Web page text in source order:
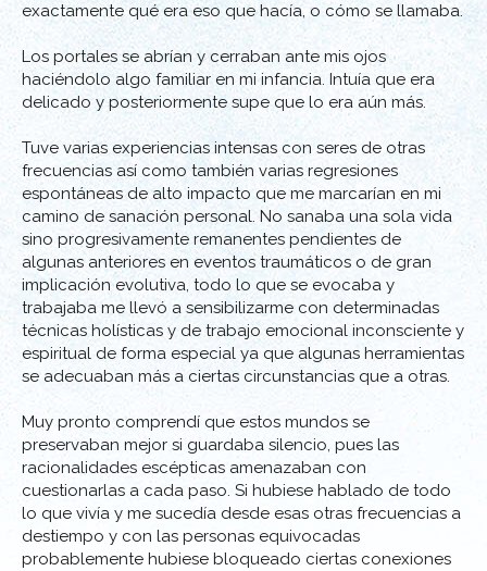
exactamente qué era eso que hacía, o cómo se llamaba.
Los portales se abrían y cerraban ante mis ojos
haciéndolo algo familiar en mi infancia. Intuía que era
delicado y posteriormente supe que lo era aún más.
Tuve varias experiencias intensas con seres de otras
frecuencias así como también varias regresiones
espontáneas de alto impacto que me marcarían en mi
camino de sanación personal. No sanaba una sola vida
sino progresivamente remanentes pendientes de
algunas anteriores en eventos traumáticos o de gran
implicación evolutiva, todo lo que se evocaba y
trabajaba me llevó a sensibilizarme con determinadas
técnicas holísticas y de trabajo emocional inconsciente y
espiritual de forma especial ya que algunas herramientas
se adecuaban más a ciertas circunstancias que a otras.
Muy pronto comprendí que estos mundos se
preservaban mejor si guardaba silencio, pues las
racionalidades escépticas amenazaban con
cuestionarlas a cada paso. Si hubiese hablado de todo
lo que vivía y me sucedía desde esas otras frecuencias a
destiempo y con las personas equivocadas
probablemente hubiese bloqueado ciertas conexiones